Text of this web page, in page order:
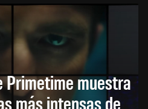
Primetime muestra
más intensas de